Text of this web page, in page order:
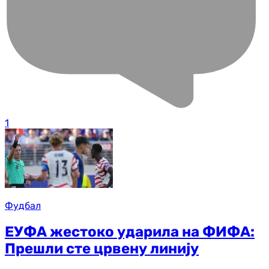
1
Фудбал
ЕУФА жестоко ударила на ФИФА:
Прешли сте црвену линију